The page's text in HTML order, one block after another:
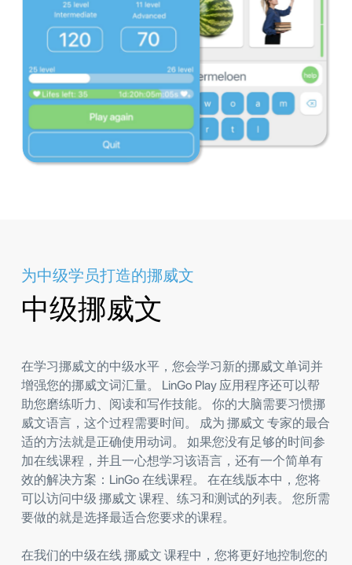
为中级学员打造的挪威文
中级挪威文
在学习挪威文的中级水平，您会学习新的挪威文单词并
增强您的挪威文词汇量。 LinGo Play 应用程序还可以帮
助您磨练听力、阅读和写作技能。 你的大脑需要习惯挪
威文语言，这个过程需要时间。 成为 挪威文 专家的最合
适的方法就是正确使用动词。 如果您没有足够的时间参
加在线课程，并且一心想学习该语言，还有一个简单有
效的解决方案：LinGo 在线课程。 在在线版本中，您将
可以访问中级 挪威文 课程、练习和测试的列表。 您所需
要做的就是选择最适合您要求的课程。
在我们的中级在线 挪威文 课程中，您将更好地控制您的